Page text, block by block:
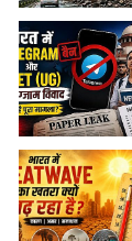
दाग पड़ जाते हैं
जाता है। यदि
के कारण रोगी
यह बीमारी
सामान्‍य लक्षणों
(दाने) और
बदन दर्द और